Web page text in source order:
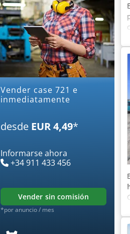
Vender case 721 e
inmediatamente
desde EUR 4,49*
Informarse ahora
+34 911 433 456
vender sin comisión
*por anuncio / mes